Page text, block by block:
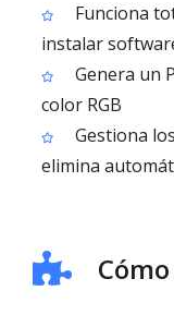
Funciona
instalar
Genera un
color RGB
Gestiona
elimina